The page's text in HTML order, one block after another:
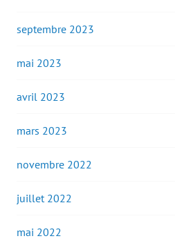
septembre 2023
mai 2023
avril 2023
mars 2023
novembre 2022
juillet 2022
mai 2022